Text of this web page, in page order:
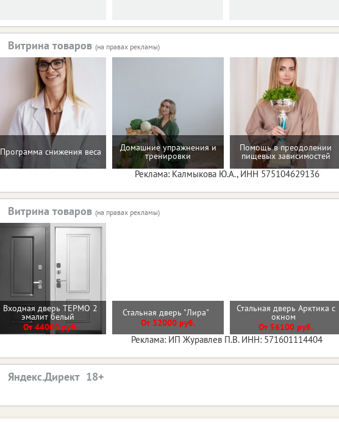
Витрина товаров (на правах рекламы)
Программа снижения веса Домашние упражнения и
тренировки
Помощь в преодолении
пищевых зависимостей
Реклама: Калмыкова Ю.А., ИНН 575104629136
Витрина товаров (на правах рекламы)
Входная дверь ТЕРМО 2
эмалит белый
От 44000 руб.
Стальная дверь "Лира"
От 32000 руб.
Стальная дверь Арктика с
окном
От 56100 руб.
Реклама: ИП Журавлев П.В. ИНН: 571601114404
Яндекс.Директ